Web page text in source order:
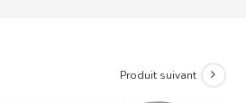
Produit suivant